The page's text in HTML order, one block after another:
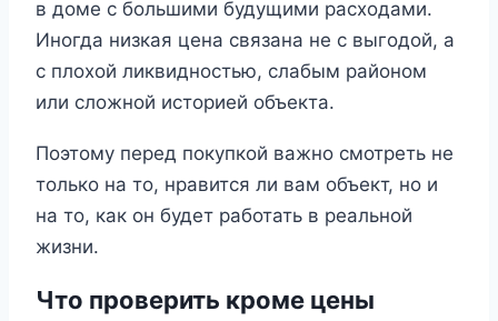
в доме с большими будущими расходами.
Иногда низкая цена связана не с выгодой, а
с плохой ликвидностью, слабым районом
или сложной историей объекта.
Поэтому перед покупкой важно смотреть не
только на то, нравится ли вам объект, но и
на то, как он будет работать в реальной
жизни.
Что проверить кроме цены